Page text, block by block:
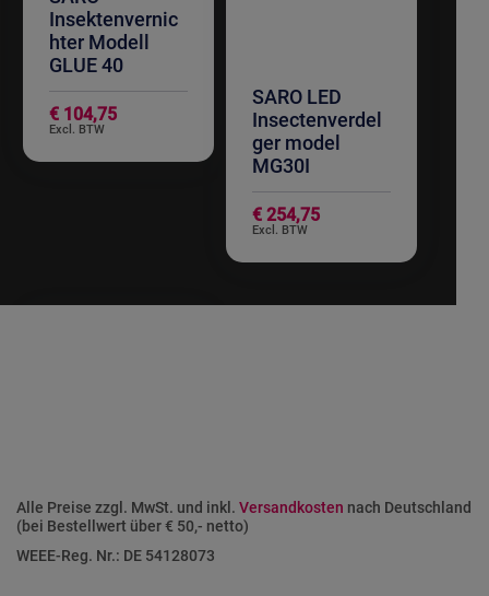
Insektenvernic
hter Modell
GLUE 40
€ 104,75
SARO LED
Insectenverdel
ger model
MG30I
€ 254,75
Alle Preise zzgl. MwSt. und inkl. Versandkosten nach Deutschland
(bei Bestellwert über € 50,- netto)
WEEE-Reg. Nr.: DE 54128073